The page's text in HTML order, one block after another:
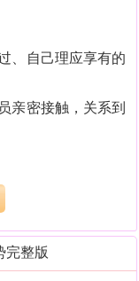
、自己理应享有的
亲密接触，关系到
完整版